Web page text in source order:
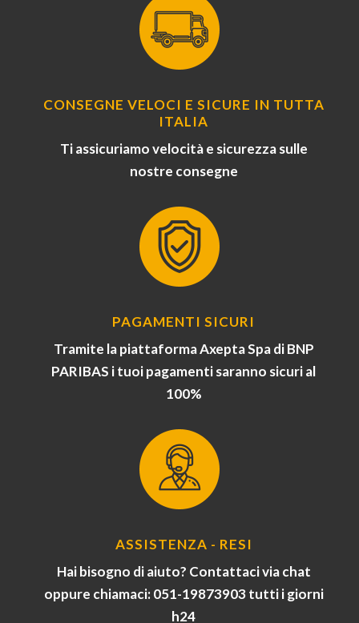
CONSEGNE VELOCI E SICURE IN TUTTA
ITALIA
Ti assicuriamo velocità e sicurezza sulle
nostre consegne
PAGAMENTI SICURI
Tramite la piattaforma Axepta Spa di BNP
PARIBAS i tuoi pagamenti saranno sicuri al
100%
ASSISTENZA - RESI
Hai bisogno di aiuto? Contattaci via chat
oppure chiamaci: 051-19873903 tutti i giorni
h24